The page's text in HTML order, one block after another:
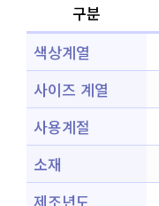
구분
색상계열
사이즈 계열
사용계절
소재
제조년도